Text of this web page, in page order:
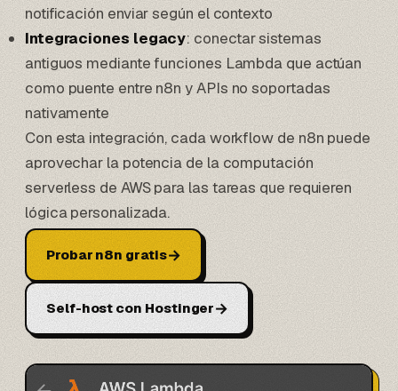
notificación enviar según el contexto
Integraciones legacy: conectar sistemas
antiguos mediante funciones Lambda que actúan
como puente entre n8n y APIs no soportadas
nativamente
Con esta integración, cada workflow de n8n puede
aprovechar la potencia de la computación
serverless de AWS para las tareas que requieren
lógica personalizada.
Probar n8n gratis→
Self-host con Hostinger→